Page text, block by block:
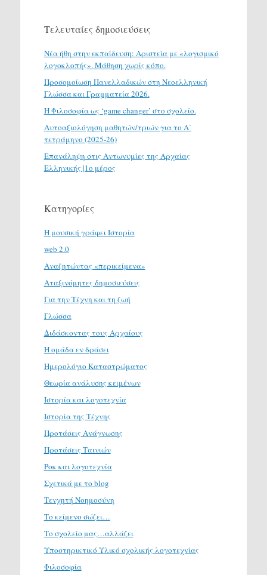
Τελευταίες δημοσιεύσεις
Νέα ήθη στην εκπαίδευση: Αριστεία με «λογισμικό
λογοκλοπής». Μάθηση χωρίς κόπο.
Προσομοίωση Πανελλαδικών στη Νεοελληνική
Γλώσσα και Γραμματεία 2026.
H Φιλοσοφία ως ‘game changer’ στο σχολείο.
Αυτοαξιολόγηση μαθητών/τριών για το Α΄
τετράμηνο (2025-26)
Επανάληψη στις Αντωνυμίες της Αρχαίας
Ελληνικής |1ο μέρος
Κατηγορίες
H μουσική γράφει Ιστορία
web 2.0
Αναζητώντας «περικείμενα»
Αταξινόμητες δημοσιεύσεις
Για την Τέχνη και τη ζωή
Γλώσσα
Διδάσκοντας τους Αρχαίους
Η ομάδα εν δράσει
Ημερολόγιο Καταστρώματος
Θεωρία ανάλυσης κειμένων
Ιστορία και λογοτεχνία
Ιστορία της Τέχνης
Προτάσεις Ανάγνωσης
Προτάσεις Ταινιών
Ροκ και λογοτεχνία
Σχετικά με το blog
Τενχητή Νοημοσύνη
Το κείμενο σώζει…
Το σχολείο μας…αλλάζει
Υποστηρικτικό Υλικό σχολικής λογοτεχνίας
Φιλοσοφία